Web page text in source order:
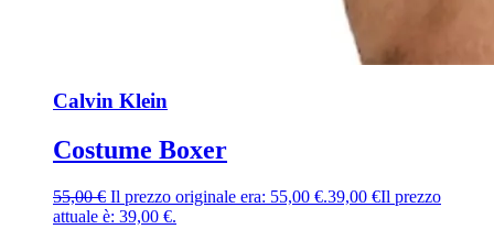
Calvin Klein
Costume Boxer
55,00€ Il prezzo originale era: 55,00 €.39,00 €Il prezzo
attuale è: 39,00 €.